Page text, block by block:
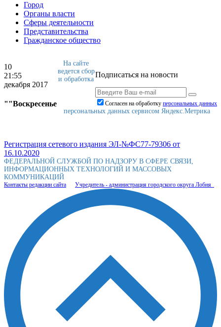
Город
Органы власти
Сферы деятельности
Представительства
Гражданское общество
10
21:55
декабря 2017
""Воскресенье
Подписаться на новости
Согласен на обработку персональныx данных
На сайте
ведется сбор
и обработка
персональных данных сервисом Яндекс.Метрика
Регистрация сетевого издания ЭЛ-№ФС77-79306 от
16.10.2020
ФЕДЕРАЛЬНОЙ СЛУЖБОЙ ПО НАДЗОРУ В СФЕРЕ СВЯЗИ,
ИНФОРМАЦИОННЫХ ТЕХНОЛОГИЙ И МАССОВЫХ
КОММУНИКАЦИЙ
Контакты редакции сайта Учредитель - администрация городского округа Лобня